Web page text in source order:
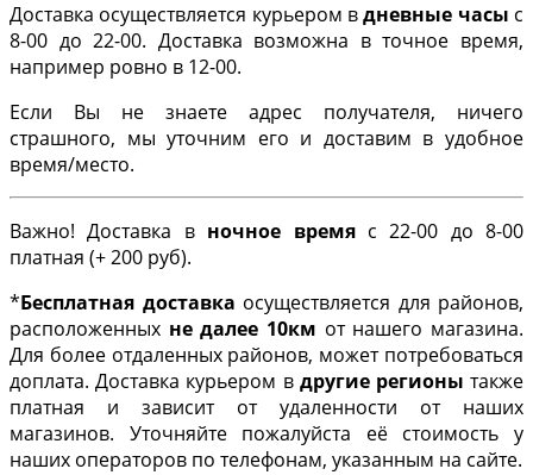
Доставка осуществляется курьером вдневные часы с
8-00 до 22-00. Доставка возможна в точное время,
например ровно в 12-00.
Если Вы не знаете адрес получателя, ничего
страшного, мы уточним его и доставим в удобное
время/место.
Важно! Доставка в ночное времяс 22-00 до 8-00
платная (+ 200 руб).
*Бесплатная доставка осуществляется для районов,
расположенных не далее 10км от нашего магазина.
Для более отдаленных районов, может потребоваться
доплата. Доставка курьером в другие регионы также
платная и зависит от удаленности от наших
магазинов. Уточняйте пожалуйста её стоимость у
наших операторов по телефонам, указанным на сайте.